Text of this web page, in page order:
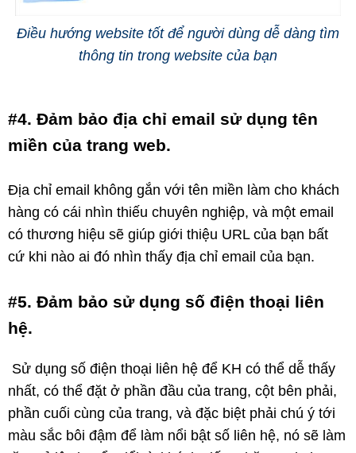
Điều hướng website tốt để người dùng dễ dàng tìm
thông tin trong website của bạn
#4. Đảm bảo địa chỉ email sử dụng tên
miền của trang web.
Địa chỉ email không gắn với tên miền làm cho khách
hàng có cái nhìn thiếu chuyên nghiệp, và một email
có thương hiệu sẽ giúp giới thiệu URL của bạn bất
cứ khi nào ai đó nhìn thấy địa chỉ email của bạn.
#5. Đảm bảo sử dụng số điện thoại liên
hệ.
Sử dụng số điện thoại liên hệ để KH có thể dễ thấy
nhất, có thể đặt ở phần đầu của trang, cột bên phải,
phần cuối cùng của trang, và đặc biệt phải chú ý tới
màu sắc bôi đậm để làm nổi bật số liên hệ, nó sẽ làm